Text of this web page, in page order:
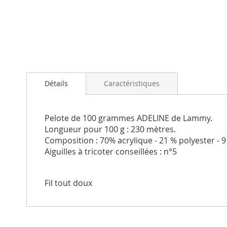
au
début
Galerie
d’images
Détails
Pelote de 100 grammes ADELINE de Lammy.
Longueur pour 100 g : 230 mètres.
Composition : 70% acrylique - 21 % polyester -
Aiguilles à tricoter conseillées : n°5
Fil tout doux
Caractéristiques